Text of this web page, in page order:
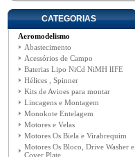
CATEGORIAS
Aeromodelismo
Abastecimento
Acessórios de Campo
Baterias Lipo NiCd NiMH lIFE
Hélices , Spinner
Kits de Avioes para montar
Lincagens e Montagem
Monokote Entelagem
Motores e Velas
Motores Os Biela e Virabrequim
Motores Os Bloco, Drive Washer e
Cover Plate